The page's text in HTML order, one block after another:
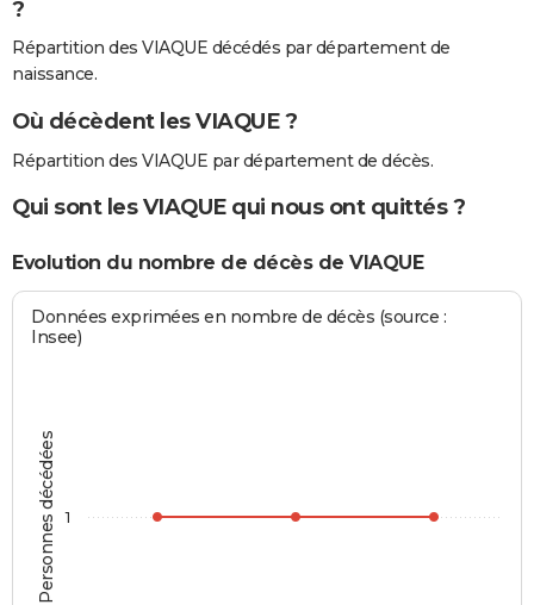
?
Répartition des VIAQUE décédés par département de
naissance.
Où décèdent les VIAQUE ?
Répartition des VIAQUE par département de décès.
Qui sont les VIAQUE qui nous ont quittés ?
Evolution du nombre de décès de VIAQUE
Personnes décédées
Données exprimées en nombre de décès (source :
Insee)
1